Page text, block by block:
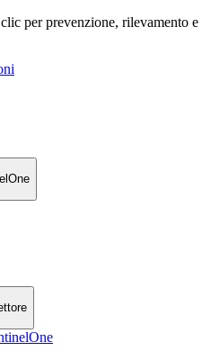
per prevenzione, rilevamento e